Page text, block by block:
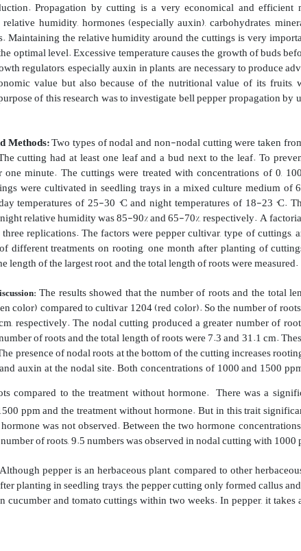
Propagation by cutting is a very economical and
humidity, hormones (especially auxin), carbohydrates,
Maintaining the relative humidity around the cuttings is very
optimal level. Excessive temperature causes the growth of buds
regulators, especially auxin in plants, are necessary to produce
value but also because of the nutritional value of its
of this research was to investigate bell pepper propagation
Methods:Two types of nodal and non-nodal cutting were taken
cutting had at least one leaf and a bud next to the leaf. To
one minute. The cuttingswere treated with concentrations of 0,
were cultivated in seedling trays in a mixed culture medium of
temperatures of 25-30 °Cand night temperatures of 18-23 °C.
relative humidity was 85-90% and 65-70%, respectively. A
replications. The factors were pepper cultivar, type of
different treatments on rooting, one month after planting of
length of the largest root, and the total length of roots were measured.
The results showed that the number of roots and the total
color) compared to cultivar 1204 (red color). So the number of
respectively. The nodal cutting produced a greater number of
of roots and the total length of roots were 7.3 and 31.1 cm.
presence of nodal roots at the bottom of the cutting increases
auxin at the nodal site. Both concentrations of 1000 and 1500
compared to the treatment without hormone. There was a
ppm and the treatment without hormone. But in this trait
was not observed. Between the two hormone
of roots, 9.5 numbers was observed in nodal cutting with
Although pepper is an herbaceous plant, compared to other
planting in seedling trays, the pepper cutting only formed callus
cucumber and tomato cuttings within two weeks. In pepper, it